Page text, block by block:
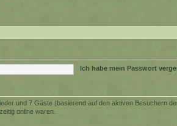
Ich habe mein Passwort
und 7 Gäste (basierend auf den aktiven Besuchern
online waren.